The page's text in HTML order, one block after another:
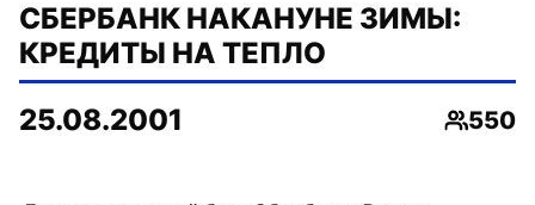
СБЕРБАНК НАКАНУНЕ ЗИМЫ:
КРЕДИТЫ НА ТЕПЛО
25.08.2001
550